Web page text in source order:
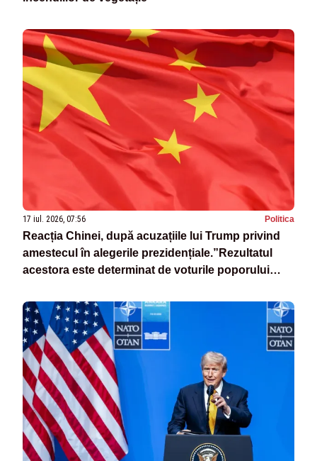
17 iul. 2026, 07:56 Politica
Reacția Chinei, după acuzațiile lui Trump privind
amestecul în alegerile prezidențiale.”Rezultatul
acestora este determinat de voturile poporului